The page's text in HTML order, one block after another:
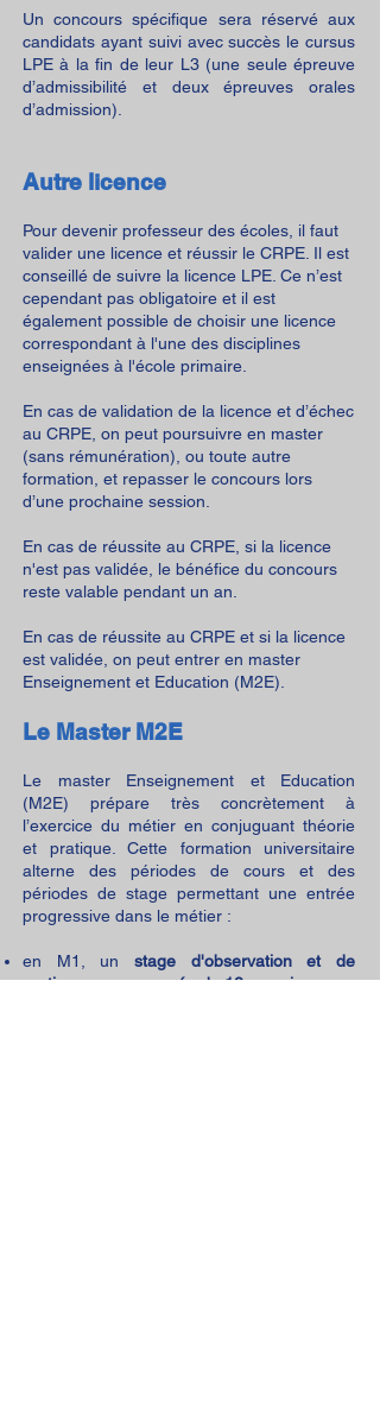
Un concours spécifique sera réservé aux
candidats ayant suivi avec succès le cursus
LPE à la fin de leur L3(une seule épreuve
d’admissibilité et deux épreuves orales
d’admission).
Autre licence
Pour devenir professeur des écoles, il faut
valider une licence et réussir le CRPE. Il est
conseillé de suivre la licence LPE. Ce n’est
cependant pas obligatoire et il est
également possible de choisir une licence
correspondant à l'une des disciplines
enseignées à l'école primaire.
En cas de validation de la licence et d’échec
au CRPE, on peut poursuivre en master
(sans rémunération), ou toute autre
formation, et repasser le concours lors
d’une prochaine session.
En cas de réussite au CRPE, si la licence
n'est pas validée, le bénéfice du concours
reste valable pendant un an.
En cas de réussite au CRPE et si la licence
est validée, on peut entrer en master
Enseignement et Education (M2E).
Le Master M2E
Le master Enseignement et Education
(M2E) prépare très concrètement à
l’exercice du métier en conjuguant théorie
et pratique. Cette formation universitaire
alterne des périodes de cours et des
périodes de stage permettant une entrée
progressive dans le métier :
en M1, un stage d'observation et de
pratique accompagnée de 12 semaines;